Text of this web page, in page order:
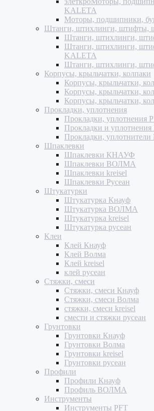
KALETA
Моторы, подшипники,
Штанги, штихлинги, штифты,
Штанги, штихлинги,
Штанги, штихлинги,
KALETA
Штанги, штихлинги,
Корпусы, крыльчатки, колпаки
Корпусы, крыльчатки,
Корпусы, крыльчатки,
Корпусы, крыльчатки,
Прокладки, уплотнения
Прокладки, уплотнения
Прокладки и
Прокладки, уплотнители
Шпаклевки
Шпаклевки КНАУФ
Шпаклевки ВОЛМА
Шпаклевки kreisel
Шпаклевки Русеан
Штукатурки
Штукатурка Кнауф
Штукатурка ВОЛМА
Штукатурка kreisel
Штукатурка русеан
Клеи
Клей Кнауф
Клей Волма
Клей kreisel
клей русеан
Стяжки, смеси
Стяжки, смеси Кнауф
Стяжки, смеси Волма
стяжки, смеси kreisel
смести и стяжки русеан
Грунтовки
Грунтовки Кнауф
Грунтовки Волма
Грунтовки kreisel
Грунтовки русеан
Профили
Профили Кнауф
Профиль ВОЛМА
Инструменты
Инструменты PFT